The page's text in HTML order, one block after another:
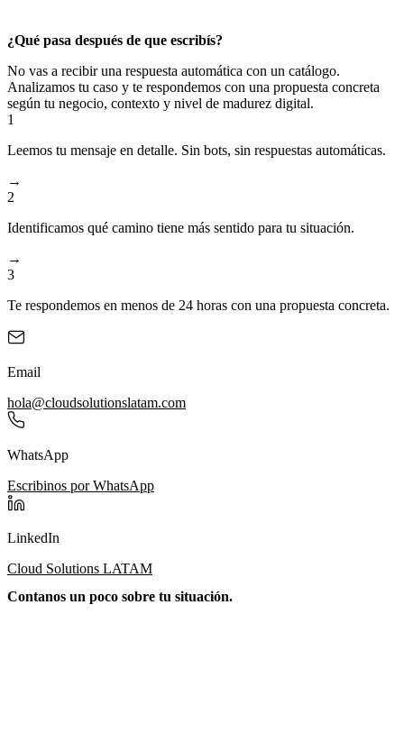
¿Qué pasa después de que escribís?
No vas a recibir una respuesta automática con un catálogo.
Analizamos tu caso y te respondemos con una propuesta concreta
según tu negocio, contexto y nivel de madurez digital.
1
Leemos tu mensaje en detalle. Sin bots, sin respuestas automáticas.
→
2
Identificamos qué camino tiene más sentido para tu situación.
→
3
Te respondemos en menos de 24 horas con una propuesta concreta.
Email
hola@cloudsolutionslatam.com
WhatsApp
Escribinos por WhatsApp
LinkedIn
Cloud Solutions LATAM
Contanos un poco sobre tu situación.